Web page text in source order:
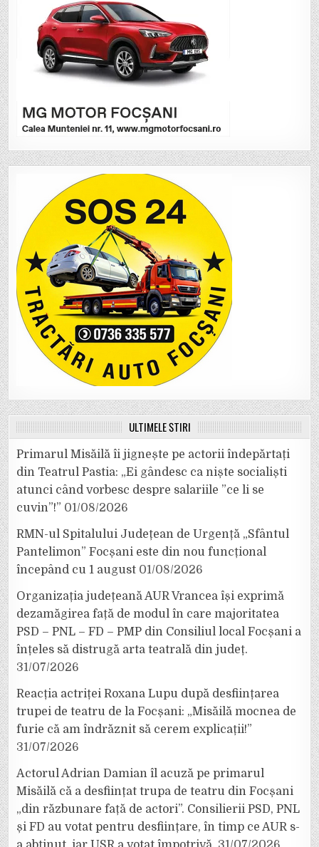
ULTIMELE ȘTIRI
Primarul Misăilă îi jignește pe actorii îndepărtați
din Teatrul Pastia: „Ei gândesc ca niște socialiști
atunci când vorbesc despre salariile ”ce li se
cuvin”!” 01/08/2026
RMN-ul Spitalului Județean de Urgență „Sfântul
Pantelimon” Focșani este din nou funcțional
începând cu 1 august 01/08/2026
Organizația județeană AUR Vrancea își exprimă
dezamăgirea față de modul în care majoritatea
PSD – PNL – FD – PMP din Consiliul local Focșani a
înțeles să distrugă arta teatrală din județ.
31/07/2026
Reacția actriței Roxana Lupu după desființarea
trupei de teatru de la Focșani: „Misăilă mocnea de
furie că am îndrăznit să cerem explicații!”
31/07/2026
Actorul Adrian Damian îl acuză pe primarul
Misăilă că a desființat trupa de teatru din Focșani
„din răzbunare față de actori”. Consilierii PSD, PNL
și FD au votat pentru desființare, în timp ce AUR s-